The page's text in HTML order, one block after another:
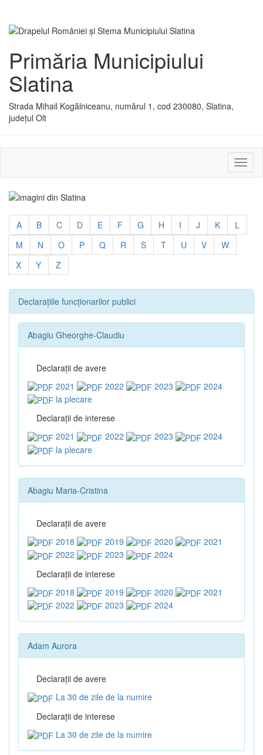
Primăria Municipiului
Slatina
Strada Mihail Kogălniceanu, numărul 1, cod 230080, Slatina,
județul Olt
sau
A B C D E F G H I J K
L
M
N O P Q R S T U V
W
X
Y Z
Declarațiile funcționarilor publici
Abagiu Gheorghe-Claudiu
Declaraţii de avere
2021
2022 2023
2024
la plecare
Declaraţii de interese
2021
2022 2023
2024
la plecare
Abagiu Maria-Cristina
Declaraţii de avere
2018
2019 2020
2021
2022
2023
2024
Declaraţii de interese
2018
2019 2020
2021
2022
2023 2024
Adam Aurora
Declaraţii de avere
La 30 de zile de la numire
Declaraţii de interese
La 30 de zile de la numire